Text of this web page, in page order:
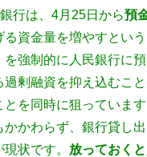
行は、4月25日から預
資金量を増やすという
強制的に人民銀行に
剰融資を抑え込むこ
を同時に狙っていま
かわらず、銀行貸し
状です。 放っておく